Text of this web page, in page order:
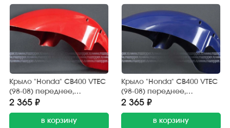
Крыло "Honda" CB400 VTEC
(98-08) переднее,
стеклопластик (красное)
2 365 ₽
в корзину
Крыло "Honda" CB400 VTEC
(98-08) переднее,
стеклопластик (синее)
2 365 ₽
в корзину